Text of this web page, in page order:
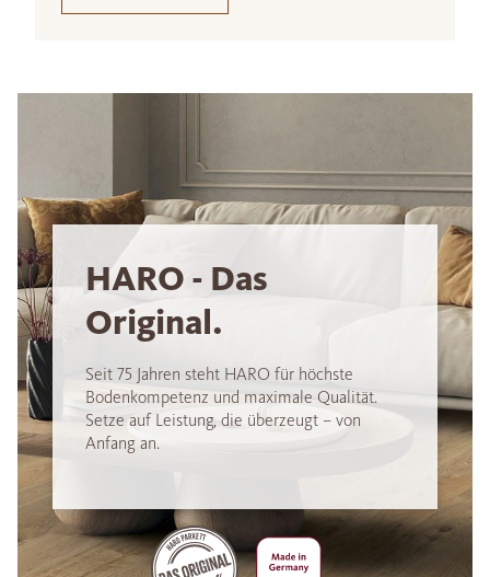
HARO - Das
Original.
Seit 75 Jahren steht HARO für höchste
Bodenkompetenz und maximale Qualität.
Setze auf Leistung, die überzeugt – von
Anfang an.